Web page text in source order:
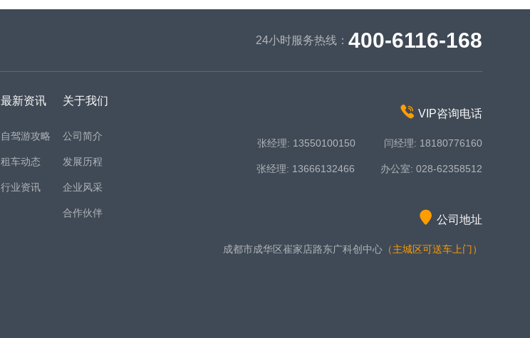
24小时服务热线： 400-6116-168
最新资讯
自驾游攻略
租车动态
行业资讯
关于我们
公司简介
发展历程
企业风采
合作伙伴
VIP咨询电话
张经理: 13550100150 闫经理: 18180776160
张经理: 13666132466 办公室: 028-62358512
公司地址
成都市成华区崔家店路东广科创中心 （主城区可送车上门）